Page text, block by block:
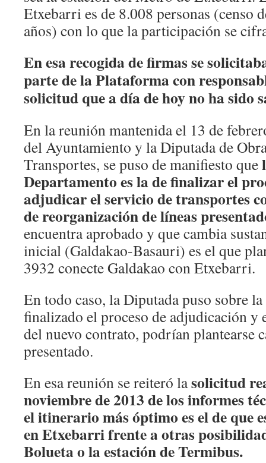
Etxebarri es de 8.008 personas (censo
años) con lo que la participación se
En esa recogida de firmas se
parte de la Plataforma con
solicitud que a día de hoy no ha sido
En la reunión mantenida el 13 de
del Ayuntamiento y la Diputada de
Transportes, se puso de manifiesto que
Departamento es la de finalizar el
adjudicar el servicio de transportes
de reorganización de líneas
encuentra aprobado y que cambia
inicial (Galdakao-Basauri) es el que
3932 conecte Galdakao con Etxebarri.
En todo caso, la Diputada puso sobre la
finalizado el proceso de adjudicación y
del nuevo contrato, podrían plantearse
presentado.
En esa reunión se reiteró lasolicitud
noviembre de 2013 de los informes
el itinerario más óptimo es el de que
en Etxebarri frente a otras
Bolueta o la estación de Termibus.